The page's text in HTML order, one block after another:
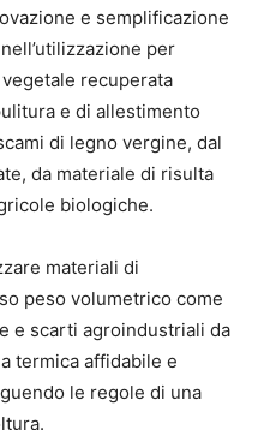
e semplificazione
per
recuperata
e di allestimento
di legno vergine, dal
da materiale di risulta
biologiche.
materiali di
peso volumetrico come
e scarti agroindustriali da
termica affidabile e
le regole di una